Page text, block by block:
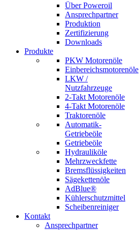
Über Poweroil
Ansprechpartner
Produktion
Zertifizierung
Downloads
Produkte
PKW Motorenöle
Einbereichsmotorenöle
LKW /
Nutzfahrzeuge
2-Takt Motorenöle
4-Takt Motorenöle
Traktorenöle
Automatik-
Getriebeöle
Getriebeöle
Hydrauliköle
Mehrzweckfette
Bremsflüssigkeiten
Sägekettenöle
AdBlue®
Kühlerschutzmittel
Scheibenreiniger
Kontakt
Ansprechpartner